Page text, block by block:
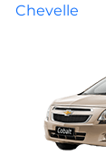
Chevelle